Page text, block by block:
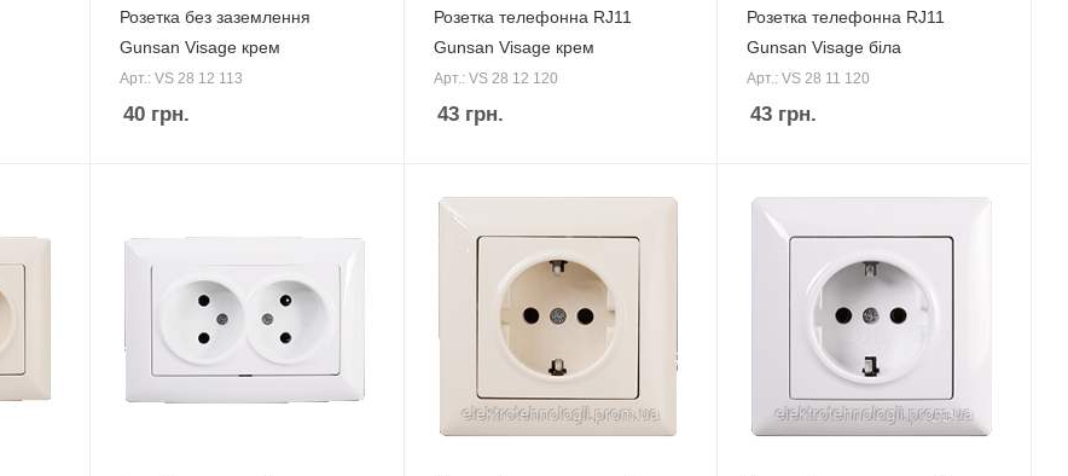
Розетка без заземлення
Gunsan Visage крем
Арт.: VS 28 12 113
40грн.
Розетка телефонна RJ11
Gunsan Visage крем
Арт.: VS 28 12 120
43грн.
Розетка телефонна RJ11
Gunsan Visage біла
Арт.: VS 28 11 120
43 грн.